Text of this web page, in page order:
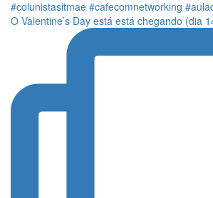
O Valentine’s Day está está chegando (dia